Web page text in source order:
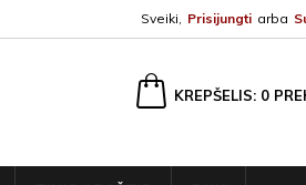
Sveiki, Prisijungti arba
KREPŠELIS 0